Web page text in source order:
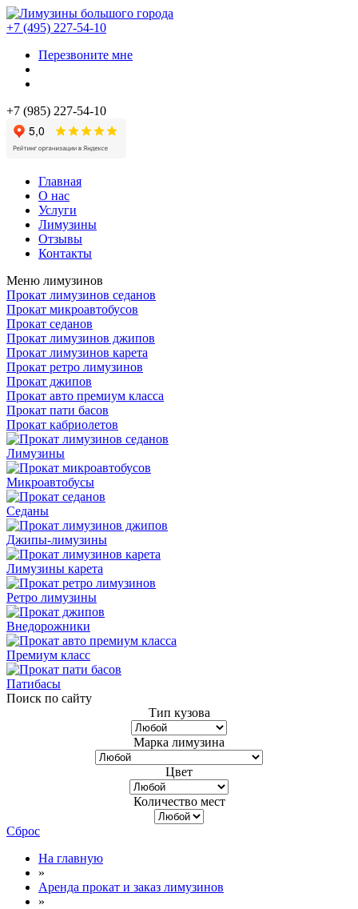
+7 (495) 227-54-10
Перезвоните мне
+7 (985) 227-54-10
Главная
О нас
Услуги
Лимузины
Отзывы
Контакты
Меню лимузинов
Прокат лимузинов седанов
Прокат микроавтобусов
Прокат седанов
Прокат лимузинов джипов
Прокат лимузинов карета
Прокат ретро лимузинов
Прокат джипов
Прокат авто премиум класса
Прокат пати басов
Прокат кабриолетов
Лимузины
Микроавтобусы
Седаны
Джипы-лимузины
Лимузины карета
Ретро лимузины
Внедорожники
Премиум класс
Патибасы
Поиск по сайту
Тип кузова
Марка лимузина
Цвет
Количество мест
Сброс
На главную
»
Аренда прокат и заказ лимузинов
»